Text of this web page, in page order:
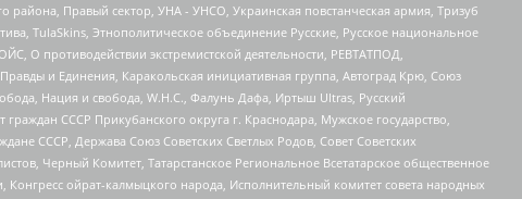
Правый сектор, УНА - УНСО, Украинская повстанческая армия, Тризуб
TulaSkins, Этнополитическое объединение Русские, Русское национальное
О противодействии экстремистской деятельности, РЕВТАТПОД,
и Единения, Каракольская инициативная группа, Автоград Крю, Союз
Нация и свобода, W.H.С., Фалунь Дафа, Иртыш Ultras, Русский
СССР Прикубанского округа г. Краснодара, Мужское государство,
СССР, Держава Союз Советских Светлых Родов, Совет Советских
Черный Комитет, Татарстанское Региональное Всетатарское общественное
ойрат-калмыцкого народа, Исполнительный комитет совета народных